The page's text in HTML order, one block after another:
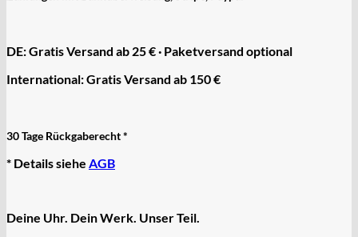
DE: Gratis Versand ab 25 € · Paketversand optional
International: Gratis Versand ab 150 €
30 Tage Rückgaberecht *
* Details siehe AGB
Deine Uhr. Dein Werk. Unser Teil.